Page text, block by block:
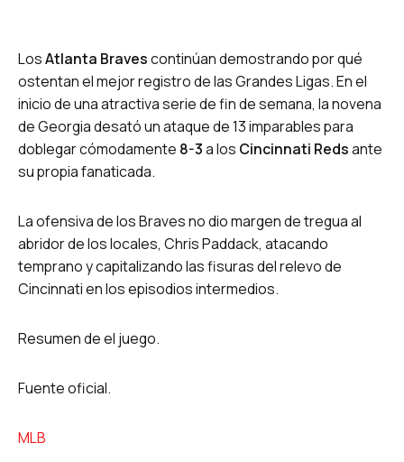
LosAtlanta Bravescontinúan demostrando por qué
ostentan el mejor registro de las Grandes Ligas. En el
inicio de una atractiva serie de fin de semana, la novena
de Georgia desató un ataque de 13 imparables para
doblegar cómodamente 8-3a los Cincinnati Redsante
su propia fanaticada.
La ofensiva de los Braves no dio margen de tregua al
abridor de los locales, Chris Paddack, atacando
temprano y capitalizando las fisuras del relevo de
Cincinnati en los episodios intermedios.
Resumen de el juego.
Fuente oficial.
MLB